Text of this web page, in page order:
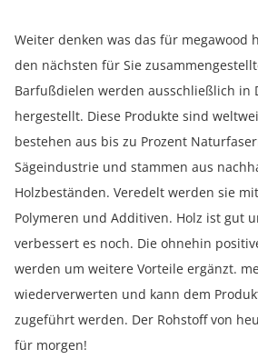
Weiter denken was das für megawood
den nächsten für Sie
Barfußdielen werden ausschließlich in
hergestellt. Diese Produkte sind
bestehen aus bis zu Prozent
Sägeindustrie und stammen aus
Holzbeständen. Veredelt werden sie
Polymeren und Additiven. Holz ist gut
verbessert es noch. Die ohnehin
werden um weitere Vorteile ergänzt.
wiederverwerten und kann dem
zugeführt werden. Der Rohstoff von
für morgen!